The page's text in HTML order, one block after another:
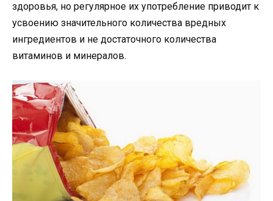
здоровья, но регулярное их употребление приводит к
усвоению значительного количества вредных
ингредиентов и не достаточного количества
витаминов и минералов.